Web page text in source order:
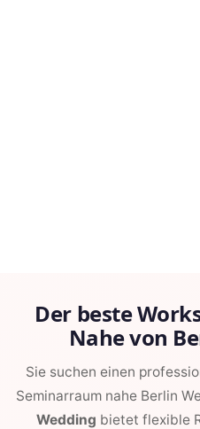
Der beste
Nahe von
Sie suchen einen
Seminarraum nahe Berlin
Wedding bietet flexible